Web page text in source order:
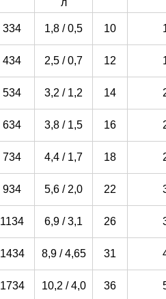
л
334 1,8 / 0,5 10
434 2,5 / 0,7 12
534 3,2 / 1,2 14
634 3,8 / 1,5 16
734 4,4 / 1,7 18
934 5,6 / 2,0 22
1134 6,9 / 3,1 26
1434 8,9 / 4,65 31
1734 10,2 / 4,0 36